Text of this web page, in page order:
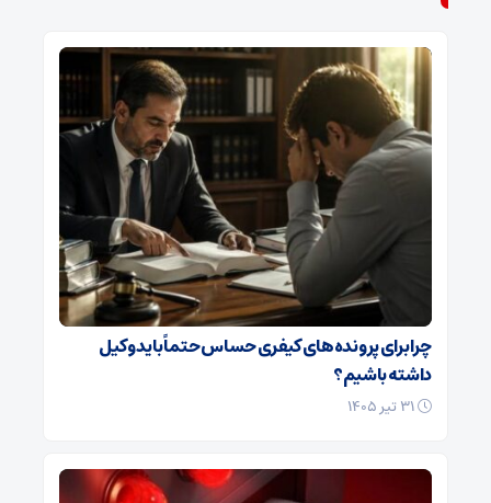
چرا برای پرونده‌های کیفری حساس حتماً باید وکیل
داشته باشیم؟